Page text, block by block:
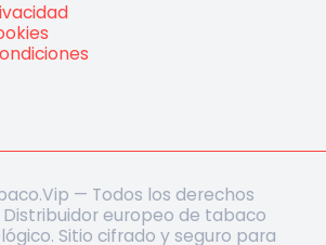
— Todos los derechos
Distribuidor europeo de tabaco
Sitio cifrado y seguro para